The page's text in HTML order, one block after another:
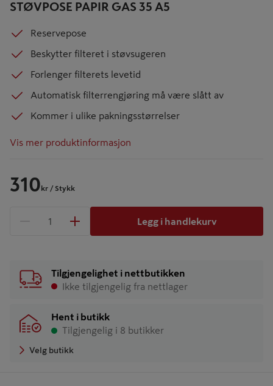
STØVPOSE PAPIR GAS 35 A5
Reservepose
Beskytter filteret i støvsugeren
Forlenger filterets levetid
Automatisk filterrengjøring må være slått av
Kommer i ulike pakningsstørrelser
Vis mer produktinformasjon
310 kr / Stykk
1 produkter
Legg i handlekurv
Tilgjengelighet i nettbutikken
Ikke tilgjengelig fra nettlager
Hent i butikk
Tilgjengelig i 8 butikker
Velg butikk